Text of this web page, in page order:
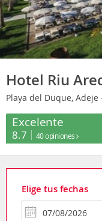
Hotel Riu
Playa del Duque, Adeje
Excelente
8.7 40 opiniones
Elige tus fechas